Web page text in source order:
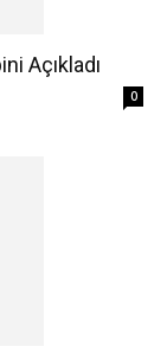
Açıkladı
0